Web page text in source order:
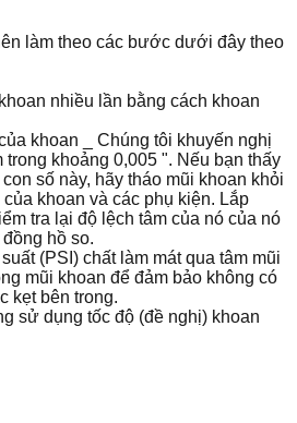
làm theo các bước dưới đây theo
nhiều lần bằng cách khoan
khoan _ Chúng tôi khuyến nghị
trong khoảng 0,005 ". Nếu bạn thấy
số này, hãy tháo mũi khoan khỏi
khoan và các phụ kiện. Lắp
tra lại độ lệch tâm của nó của nó
hồ so.
(PSI) chất làm mát qua tâm mũi
mũi khoan để đảm bảo không có
kẹt bên trong.
sử dụng tốc độ (đề nghị) khoan